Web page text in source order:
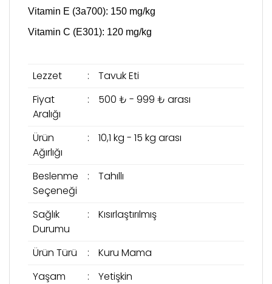
Vitamin E (3a700): 150 mg/kg
Vitamin C (E301): 120 mg/kg
Lezzet :
Tavuk Eti
Fiyat
Aralığı
: 500 ₺ - 999 ₺ arası
Ürün
Ağırlığı
: 10,1 kg - 15 kg arası
Beslenme
Seçeneği
: Tahıllı
Sağlık
Durumu
: Kısırlaştırılmış
Ürün Türü :
Kuru Mama
Yaşam
: Yetişkin